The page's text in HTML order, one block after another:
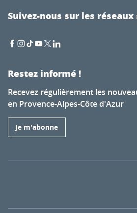
Suivez-nous sur les
Restez informé !
Recevez régulièrement les
en Provence-Alpes-Côte d'Azur
Je m'abonne